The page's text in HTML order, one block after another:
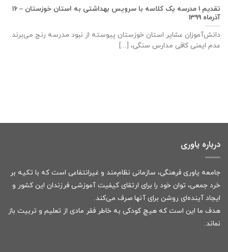
تقدیم ۱ مدرسه یک کلاسه با سرويس بهداشتی به استان خوزستان – ۱۶
آذر‌ماه ۱۳۹۹
دانش‌آموزان عشایر استان خوزستان پيوسته از نبود مدرسه رنج می‌برند.
عدم ایمنی کافی مدارس سنگی، [...]
درباره یاوری
جامعه یاوری فرهنگی، سازمانی نظام‌مند و غیرانتفاعی است که با تکیه بر
خرد جمعی، توان خود را برای ارتقای کیفیت آموزشی فرزندان این کشور و
ایجاد آینده‌ای روشن برای آنها صرف می‌کند.
هدف ما این است که هیچ کودکی به خاطر فقر مادی از تعلیم و تربیت باز
نماند.